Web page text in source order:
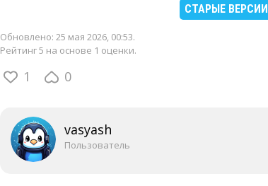
СТАРЫЕ ВЕРСИИ
Обновлено: 25 мая 2026, 00:53.
Рейтинг 5 на основе 1 оценки.
1 0
vasyash
Пользователь